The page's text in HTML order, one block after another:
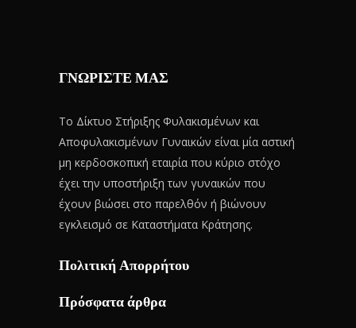
ΓΝΩΡΙΣΤΕ ΜΑΣ
Το Δίκτυο Στήριξης Φυλακισμένων και
Αποφυλακισμένων Γυναικών είναι μία αστική
μη κερδοσκοπική εταιρία που κύριο στόχο
έχει την υποστήριξη των γυναικών που
έχουν βιώσει στο παρελθόν ή βιώνουν
εγκλεισμό σε Καταστήματα Κράτησης.
Πολιτική Απορρήτου
Πρόσφατα άρθρα